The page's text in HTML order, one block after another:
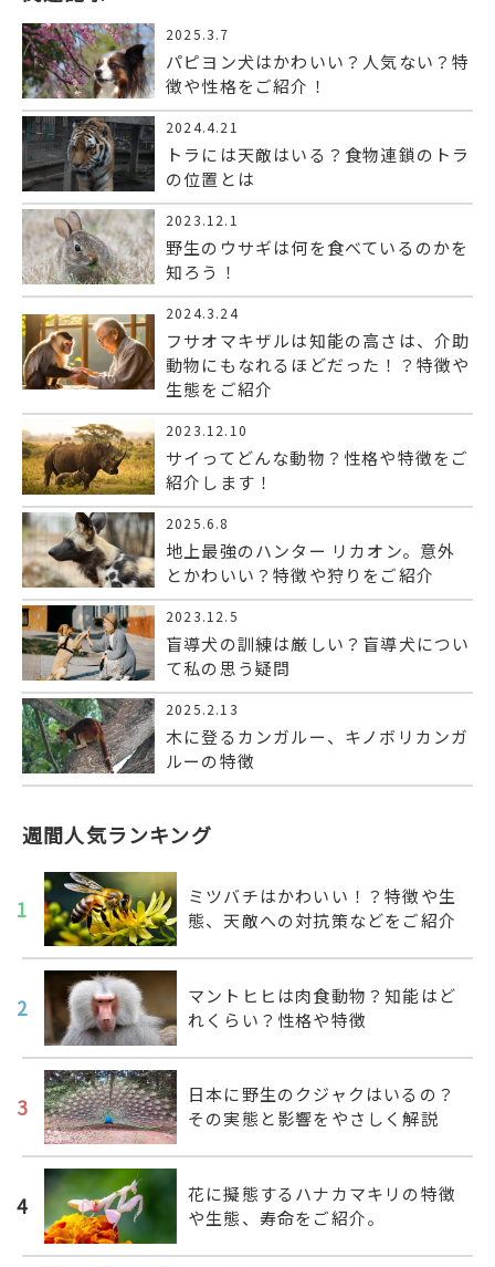
2025.3.7
パピヨン犬はかわいい？人気ない？特
徴や性格をご紹介！
2024.4.21
トラには天敵はいる？食物連鎖のトラ
の位置とは
2023.12.1
野生のウサギは何を食べているのかを
知ろう！
2024.3.24
フサオマキザルは知能の高さは、介助
動物にもなれるほどだった！？特徴や
生態をご紹介
2023.12.10
サイってどんな動物？性格や特徴をご
紹介します！
2025.6.8
地上最強のハンター リカオン。意外
とかわいい？特徴や狩りをご紹介
2023.12.5
盲導犬の訓練は厳しい？盲導犬につい
て私の思う疑問
2025.2.13
木に登るカンガルー、キノボリカンガ
ルーの特徴
週間人気ランキング
1
ミツバチはかわいい！？特徴や生
態、天敵への対抗策などをご紹介
2
マントヒヒは肉食動物？知能はど
れくらい？性格や特徴
3
日本に野生のクジャクはいるの？
その実態と影響をやさしく解説
4
花に擬態するハナカマキリの特徴
や生態、寿命をご紹介。